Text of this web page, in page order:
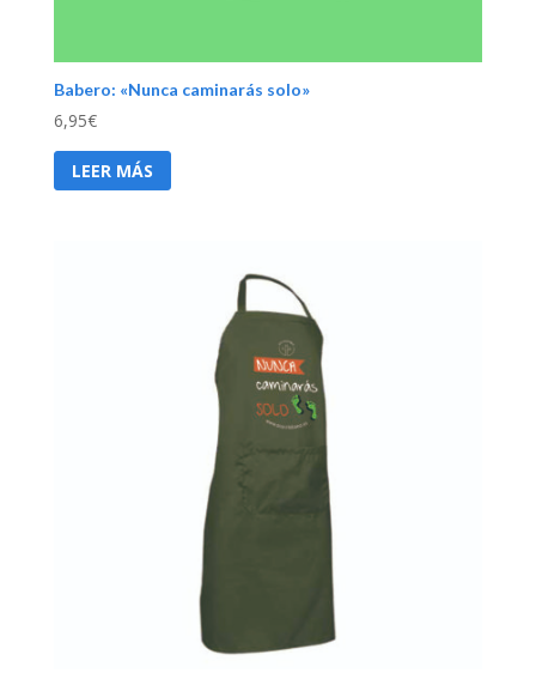
Babero: «Nunca caminarás solo»
6,95€
LEER MÁS